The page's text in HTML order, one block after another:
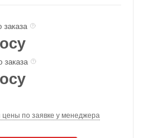
заказа
заказа
по заявке у менеджера